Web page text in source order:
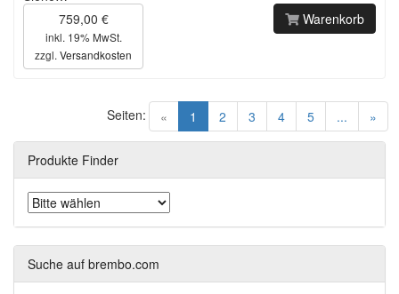
759,00 €
inkl. 19% MwSt.
zzgl. Versandkosten
Warenkorb
« 1 (current)
2 3 4 5 ... »
Seiten:
Produkte Finder
Suche auf brembo.com